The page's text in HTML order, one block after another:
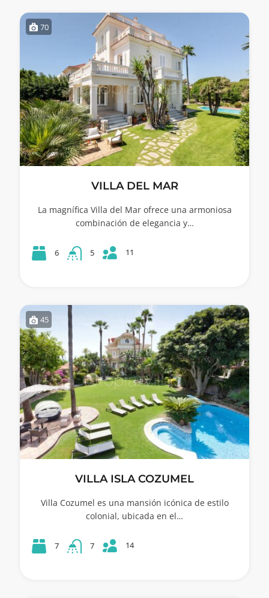
70
VILLA DEL MAR
La magnífica Villa del Mar ofrece una armoniosa
combinación de elegancia y…
6 5 11
45
VILLA ISLA COZUMEL
Villa Cozumel es una mansión icónica de estilo
colonial, ubicada en el…
7 7 14